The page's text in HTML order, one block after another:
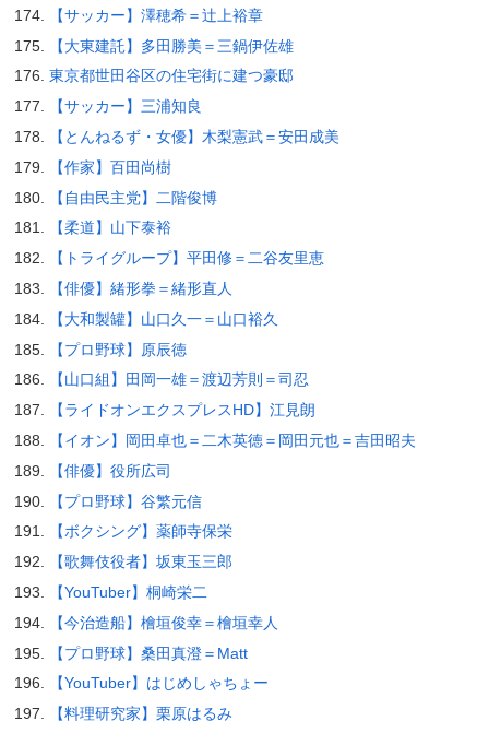
【サッカー】澤穂希＝辻上裕章
【大東建託】多田勝美＝三鍋伊佐雄
東京都世田谷区の住宅街に建つ豪邸
【サッカー】三浦知良
【とんねるず・女優】木梨憲武＝安田成美
【作家】百田尚樹
【自由民主党】二階俊博
【柔道】山下泰裕
【トライグループ】平田修＝二谷友里恵
【俳優】緒形拳＝緒形直人
【大和製罐】山口久一＝山口裕久
【プロ野球】原辰徳
【山口組】田岡一雄＝渡辺芳則＝司忍
【ライドオンエクスプレスHD】江見朗
【イオン】岡田卓也＝二木英徳＝岡田元也＝吉田昭夫
【俳優】役所広司
【プロ野球】谷繁元信
【ボクシング】薬師寺保栄
【歌舞伎役者】坂東玉三郎
【YouTuber】桐崎栄二
【今治造船】檜垣俊幸＝檜垣幸人
【プロ野球】桑田真澄＝Matt
【YouTuber】はじめしゃちょー
【料理研究家】栗原はるみ